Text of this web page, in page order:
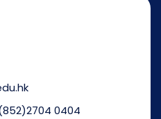
0404